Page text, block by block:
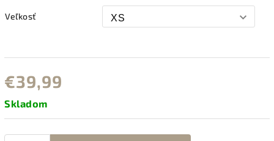
Veľkosť
€39,99
Skladom